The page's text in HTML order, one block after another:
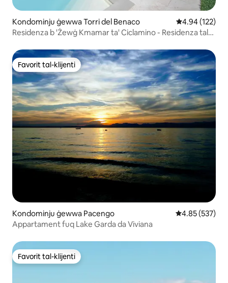
Kondominju ġewwa Torri del Benaco Rating medju
4.94 (122)
Residenza b 'Żewġ Kmamar ta' Ciclamino - Residenza tal-
Favorit tal-klijenti
Favorit tal-klijenti
Kondominju ġewwa Pacengo Rating medju
4.85 (537)
Appartament fuq Lake Garda da Viviana
Favorit tal-klijenti
Favorit tal-klijenti